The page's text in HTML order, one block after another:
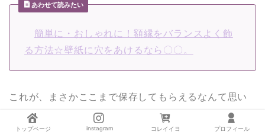
あわせて読みたい
簡単に・おしゃれに！額縁をバランスよく飾
る方法☆壁紙に穴をあけるなら〇〇。
これが、まさかここまで保存してもらえるなんて思い
ませんでした！
ちょっと自信につながり嬉しかったです。
トップページ instagram コレイイヨ プロフィール